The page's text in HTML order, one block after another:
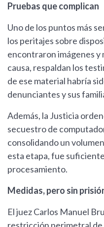
Pruebas que complican
Uno de los puntos más
los peritajes sobre
encontraron imágenes y
causa, respaldan los
de ese material habría
denunciantes y sus
Además, la Justicia
secuestro de
consolidando un
esta etapa, fue
procesamiento.
Medidas, pero sin
El juez Carlos Manuel